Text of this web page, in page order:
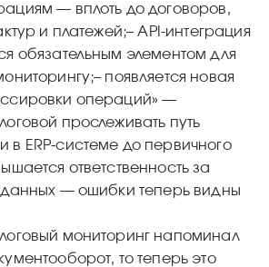
— вплоть до договоров,
и платежей;– API‑интеграция
обязательным элементом для
– появляется новая
операций» —
прослеживать путь
ERP‑системе до первичного
ответственность за
данных — ошибки теперь видны
мониторинг напоминал
то теперь это